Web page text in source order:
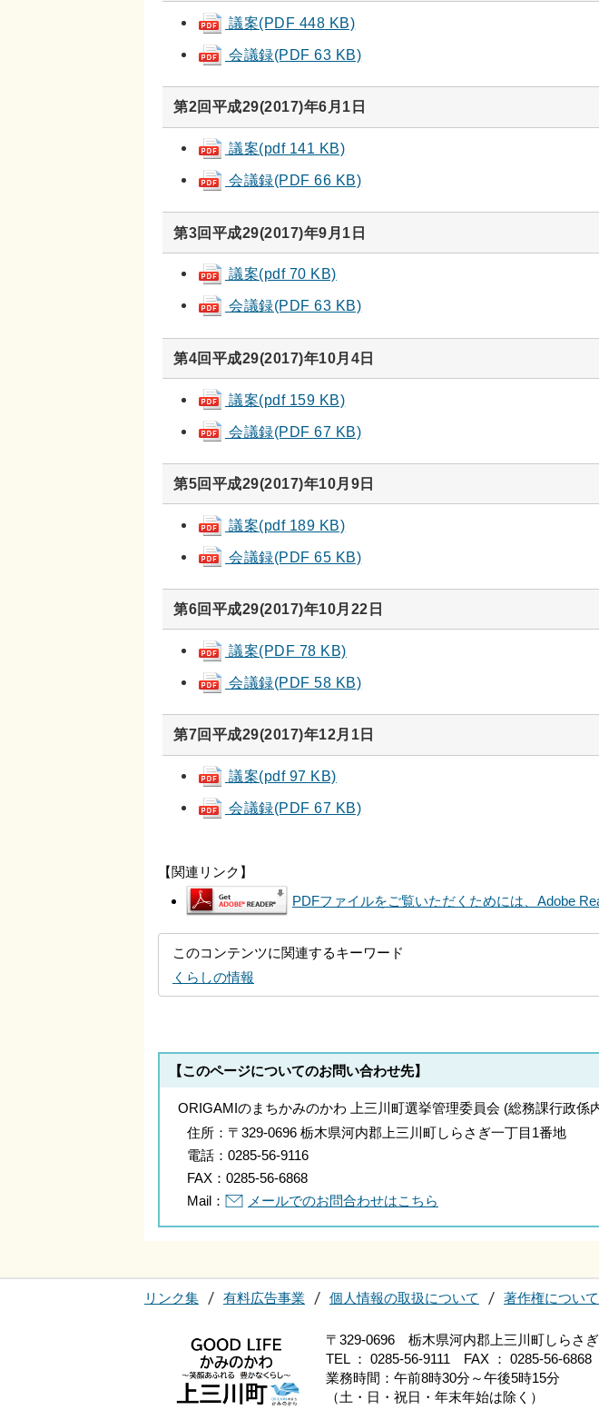
議案(PDF 448 KB)
会議録(PDF 63 KB)
第2回平成29(2017)年6月1日
議案(pdf 141 KB)
会議録(PDF 66 KB)
第3回平成29(2017)年9月1日
議案(pdf 70 KB)
会議録(PDF 63 KB)
第4回平成29(2017)年10月4日
議案(pdf 159 KB)
会議録(PDF 67 KB)
第5回平成29(2017)年10月9日
議案(pdf 189 KB)
会議録(PDF 65 KB)
第6回平成29(2017)年10月22日
議案(PDF 78 KB)
会議録(PDF 58 KB)
第7回平成29(2017)年12月1日
議案(pdf 97 KB)
会議録(PDF 67 KB)
【関連リンク】
PDFファイルをご覧いただくためには、Adobe
このコンテンツに関連するキーワード
くらしの情報
【このページについてのお問い合わせ先】
ORIGAMIのまちかみのかわ 上三川町選挙管理委員会 (総務課行政係
住所： 〒329-0696 栃木県河内郡上三川町しらさぎ一丁目1番地
電話： 0285-56-9116
FAX： 0285-56-6868
Mail：
メールでのお問合わせはこちら
リンク集 有料広告事業 個人情報の取扱について 著作権について
〒329-0696 栃木県河内郡上三川町しらさ
TEL ： 0285-56-9111 FAX ： 0285-56-6868
業務時間：午前8時30分～午後5時15分
（土・日・祝日・年末年始は除く）